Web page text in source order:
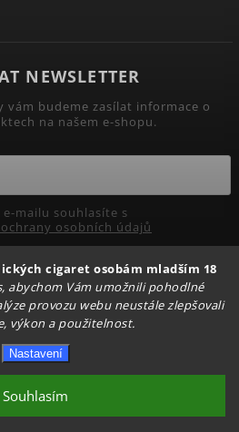
cigaret osobám mladším 18
abychom Vám umožnili pohodlné
provozu webu neustále zlepšovali
výkon a použitelnost.
Nastavení
Souhlasím
NEWSLETTER
vám budeme zasílat informace o
na našem e-shopu.
osobních údajů
Přihlásit se
nastavení cookies
| Design